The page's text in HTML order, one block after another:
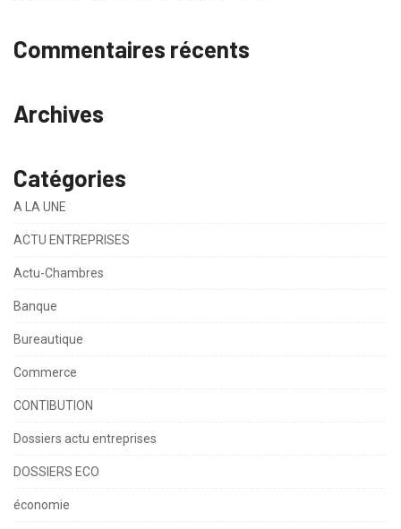
Commentaires récents
Archives
Catégories
A LA UNE
ACTU ENTREPRISES
Actu-Chambres
Banque
Bureautique
Commerce
CONTIBUTION
Dossiers actu entreprises
DOSSIERS ECO
économie